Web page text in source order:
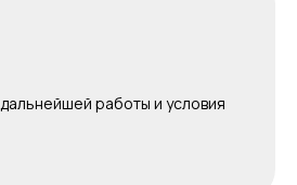
работы и условия